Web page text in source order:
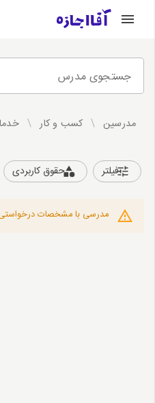
جستجوی مدرس
مدرسین / کسب و کار /
فیلتر حقوق کاربردی
مدرسی با مشخصات